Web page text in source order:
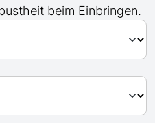
beim Einbringen.